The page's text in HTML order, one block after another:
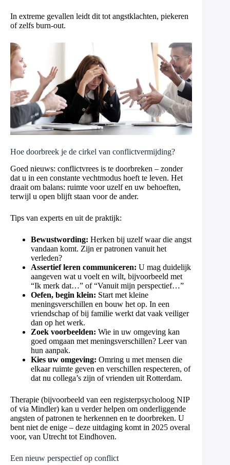
In extreme gevallen leidt dit tot angstklachten, piekeren
of zelfs burn-out.
Hoe doorbreek je de cirkel van conflictvermijding?
Goed nieuws: conflictvrees is te doorbreken – zonder
dat u in een constante vechtmodus hoeft te leven. Het
draait om balans: ruimte voor uzelf en uw behoeften,
terwijl u open blijft staan voor de ander.
Tips van experts en uit de praktijk:
Bewustwording: Herken bij uzelf waar die angst
vandaan komt. Zijn er patronen vanuit het
verleden?
Assertief leren communiceren: U mag duidelijk
aangeven wat u voelt en wilt, bijvoorbeeld met
“Ik merk dat…” of “Vanuit mijn perspectief…”
Oefen, begin klein: Start met kleine
meningsverschillen en bouw het op. In een
vriendschap of bij familie werkt dat vaak veiliger
dan op het werk.
Zoek voorbeelden: Wie in uw omgeving kan
goed omgaan met meningsverschillen? Leer van
hun aanpak.
Kies uw omgeving: Omring u met mensen die
elkaar ruimte geven en verschillen respecteren, of
dat nu collega’s zijn of vrienden uit Rotterdam.
Therapie (bijvoorbeeld van een registerpsycholoog NIP
of via Mindler) kan u verder helpen om onderliggende
angsten of patronen te herkennen en te doorbreken. U
bent niet de enige – deze uitdaging komt in 2025 overal
voor, van Utrecht tot Eindhoven.
Een nieuw perspectief op conflict